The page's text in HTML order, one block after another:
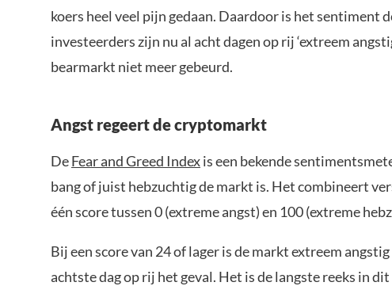
koers heel veel pijn gedaan. Daardoor is het sentiment
investeerders zijn nu al acht dagen op rij ‘extreem
bearmarkt niet meer gebeurd.
Angst regeert de cryptomarkt
DeFear and Greed Indexis een bekende
bang of juist hebzuchtig de markt is. Het combineert
één score tussen 0 (extreme angst) en 100 (extreme
Bij een score van 24 of lager is de markt extreem
achtste dag op rij het geval. Het is de langste reeks in